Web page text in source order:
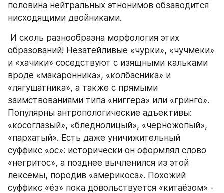
половина нейтральных этнонимов обзаводится
нисходящими двойниками.
образований! Незатейливые «чурки», «чучмеки»
и «хачики» соседствуют с изящными кальками
вроде «макаронника», «колбасника» и
«лягушатника», а также с прямыми
заимствованиями типа «ниггера» или «гринго».
Популярны антропологические адъективы:
«косоглазый», «бледнолицый», «черножопый»,
«пархатый». Есть даже уничижительный
суффикс «ос»: исторически он оформлял слово
«негритос», а позднее вычленился из этой
лексемы, породив «америкоса». Похожий
суффикс «ёз» пока довольствуется «китаёзом» -